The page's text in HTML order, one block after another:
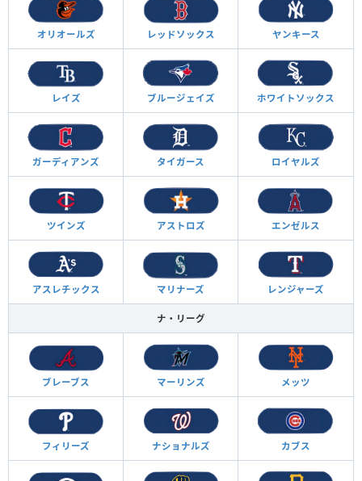
オリオールズ レッドソックス ヤンキース
レイズ ブルージェイズ ホワイトソックス
ガーディアンズ タイガース ロイヤルズ
ツインズ アストロズ エンゼルス
アスレチックス マリナーズ レンジャーズ
ナ・リーグ
ブレーブス マーリンズ メッツ
フィリーズ ナショナルズ カブス